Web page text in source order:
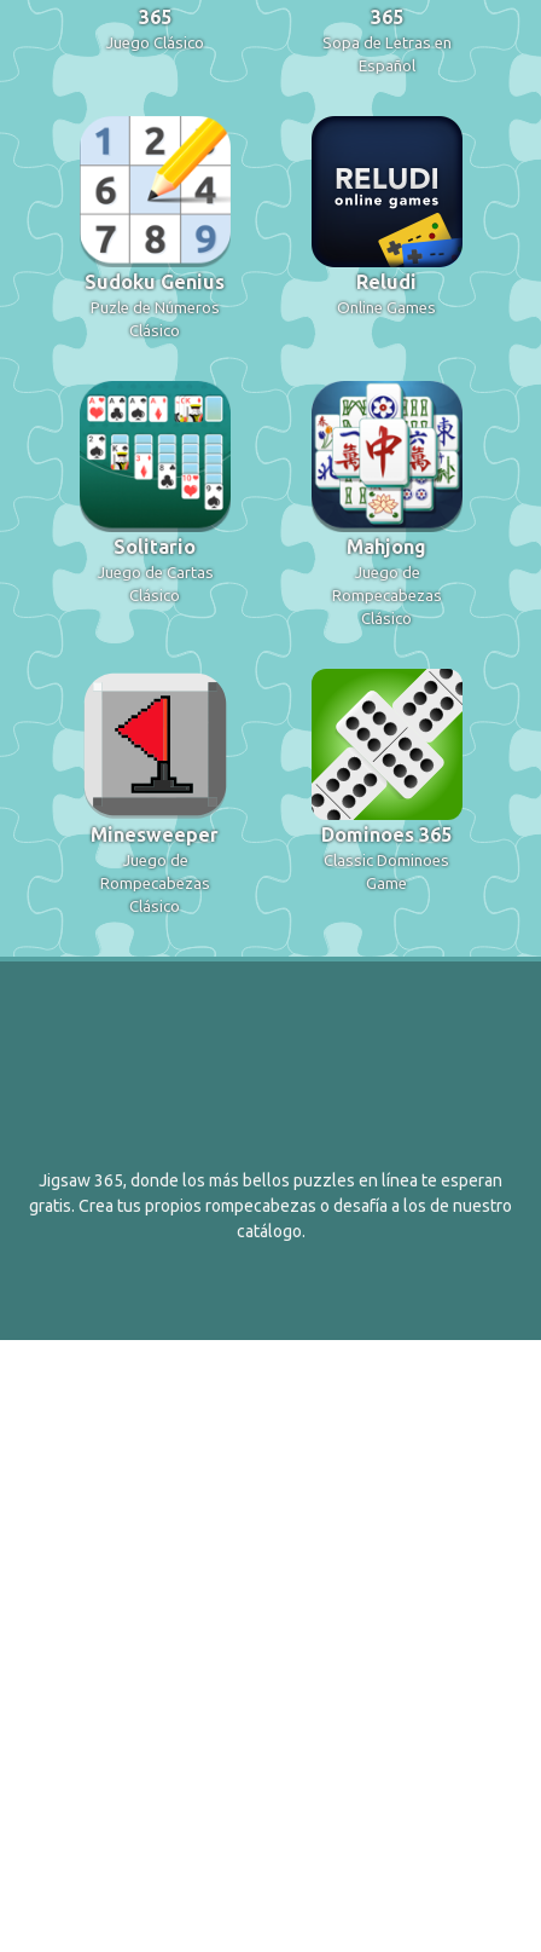
365
Juego Clásico
365
Sopa de Letras en
Español
Sudoku Genius
Puzle de Números
Clásico
Reludi
Online Games
Solitario
Juego de Cartas
Clásico
Mahjong
Juego de
Rompecabezas
Clásico
Minesweeper
Juego de
Rompecabezas
Clásico
Dominoes 365
Classic Dominoes
Game
Jigsaw 365, donde los más bellos puzzles en línea te esperan
gratis. Crea tus propios rompecabezas o desafía a los de nuestro
catálogo.